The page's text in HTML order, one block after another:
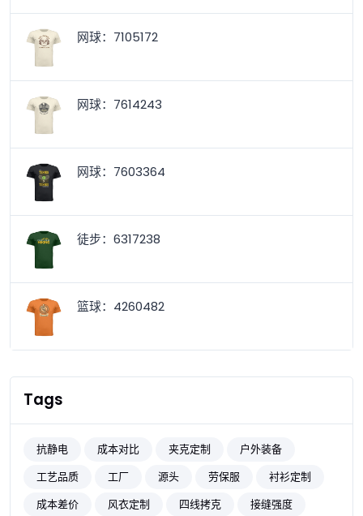
网球：7105172
网球：7614243
网球：7603364
徒步：6317238
篮球：4260482
Tags
抗静电 成本对比 夹克定制
户外装备
工艺品质
工厂 源头 劳保服
衬衫定制
成本差价
风衣定制 四线拷克
接缝强度